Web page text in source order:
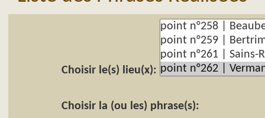
Choisir le(s) lieu(x):
Choisir la (ou les) phrase(s):